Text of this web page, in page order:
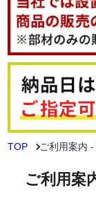
TOP ご利用案内
ご利用案